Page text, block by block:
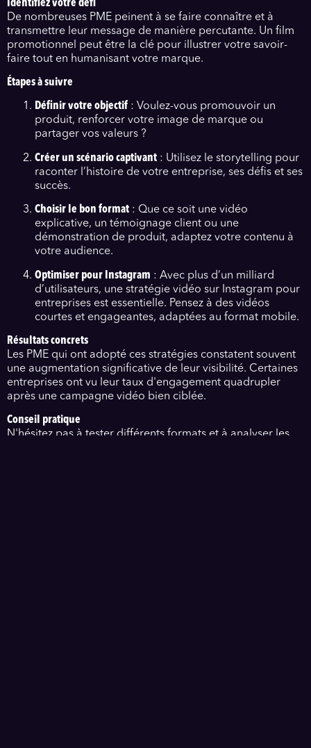
Identifiez votre défi
De nombreuses PME peinent à se faire connaître et à
transmettre leur message de manière percutante. Un film
promotionnel peut être la clé pour illustrer votre savoir-
faire tout en humanisant votre marque.
Étapes à suivre
Définir votre objectif : Voulez-vous promouvoir un
produit, renforcer votre image de marque ou
partager vos valeurs ?
Créer un scénario captivant : Utilisez le storytelling pour
raconter l’histoire de votre entreprise, ses défis et ses
succès.
Choisir le bon format : Que ce soit une vidéo
explicative, un témoignage client ou une
démonstration de produit, adaptez votre contenu à
votre audience.
Optimiser pour Instagram : Avec plus d’un milliard
d’utilisateurs, une stratégie vidéo sur Instagram pour
entreprises est essentielle. Pensez à des vidéos
courtes et engageantes, adaptées au format mobile.
Résultats concrets
Les PME qui ont adopté ces stratégies constatent souvent
une augmentation significative de leur visibilité. Certaines
entreprises ont vu leur taux d'engagement quadrupler
après une campagne vidéo bien ciblée.
Conseil pratique
N'hésitez pas à tester différents formats et à analyser les